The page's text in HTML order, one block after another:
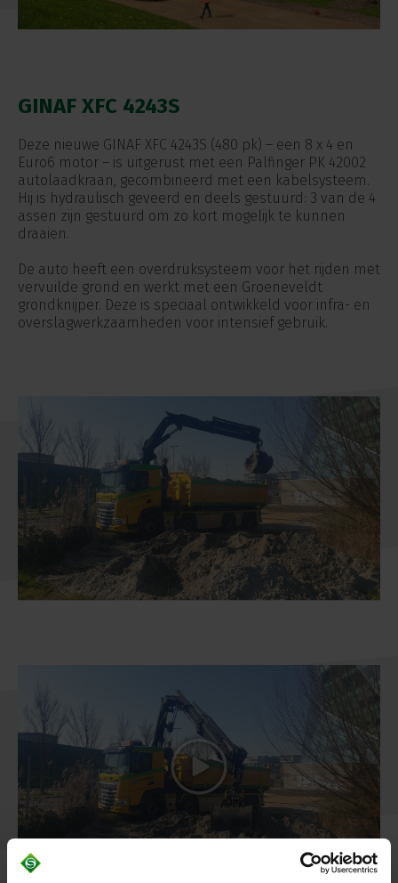
GINAF XFC 4243S
Deze nieuwe GINAF XFC 4243S (480 pk) – een 8 x 4 en
Euro6 motor – is uitgerust met een Palfinger PK 42002
autolaadkraan, gecombineerd met een kabelsysteem.
Hij is hydraulisch geveerd en deels gestuurd: 3 van de 4
assen zijn gestuurd om zo kort mogelijk te kunnen
draaien.
De auto heeft een overdruksysteem voor het rijden met
vervuilde grond en werkt met een Groeneveldt
grondknijper. Deze is speciaal ontwikkeld voor infra- en
overslagwerkzaamheden voor intensief gebruik.